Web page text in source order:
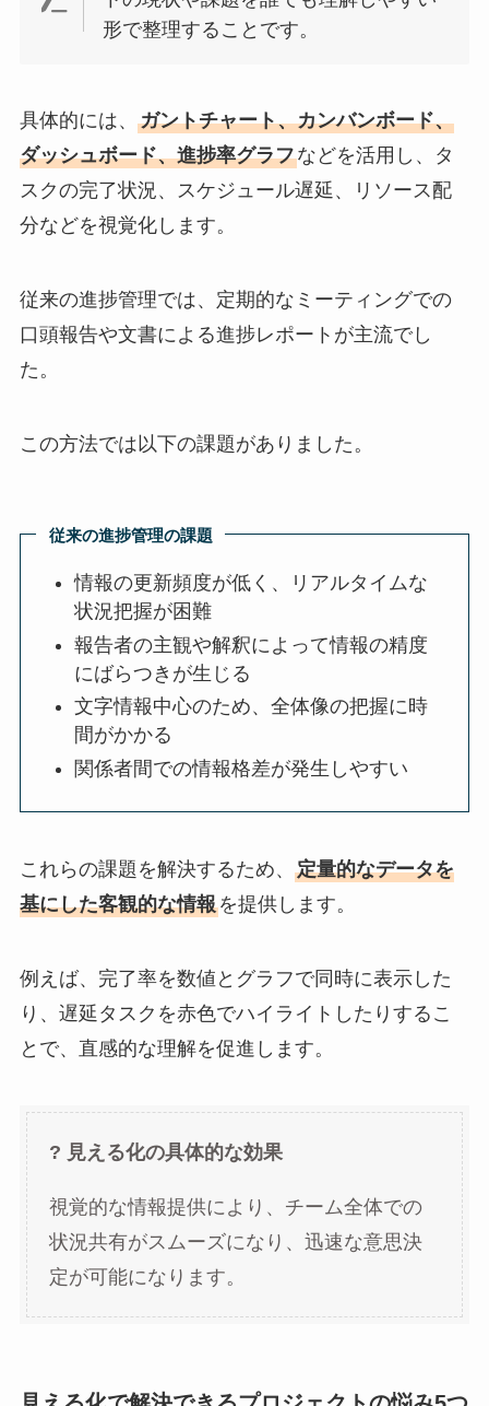
形で整理することです。
具体的には、 ガントチャート、カンバンボード、
ダッシュボード、進捗率グラフなどを活用し、タ
スクの完了状況、スケジュール遅延、リソース配
分などを視覚化します。
従来の進捗管理では、定期的なミーティングでの
口頭報告や文書による進捗レポートが主流でし
た。
この方法では以下の課題がありました。
従来の進捗管理の課題
情報の更新頻度が低く、リアルタイムな
状況把握が困難
報告者の主観や解釈によって情報の精度
にばらつきが生じる
文字情報中心のため、全体像の把握に時
間がかかる
関係者間での情報格差が発生しやすい
これらの課題を解決するため、 定量的なデータを
基にした客観的な情報を提供します。
例えば、完了率を数値とグラフで同時に表示した
り、遅延タスクを赤色でハイライトしたりするこ
とで、直感的な理解を促進します。
? 見える化の具体的な効果
視覚的な情報提供により、チーム全体での
状況共有がスムーズになり、迅速な意思決
定が可能になります。